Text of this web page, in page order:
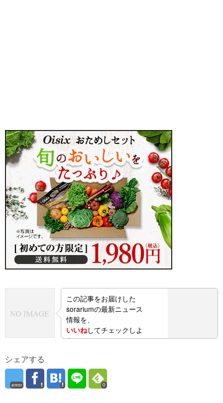
この記事をお届けした
sorariumの最新ニュース
情報を、
いいねしてチェックしよ
う！
シェアする
error 0